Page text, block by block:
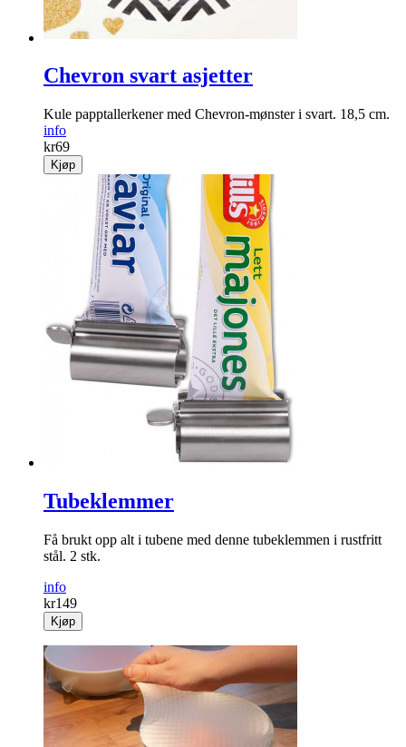
Chevron svart asjetter
Kule papptallerkener med Chevron-mønster i svart. 18,5 cm.
info
kr69
Kjøp
Tubeklemmer
Få brukt opp alt i tubene med denne tubeklemmen i rustfritt
stål. 2 stk.
info
kr149
Kjøp